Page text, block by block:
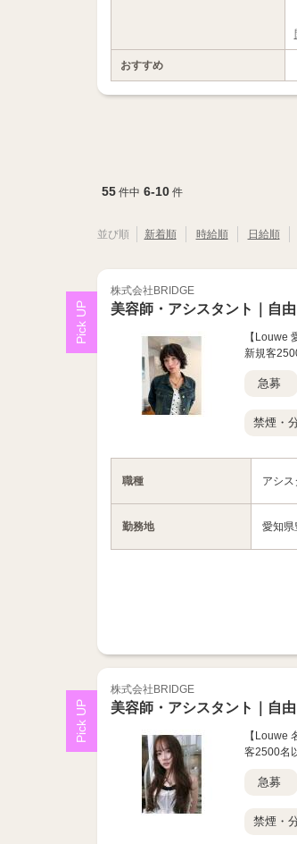
おすすめ
55件中 6-10件
並び順 新着順 時給順 日給順
株式会社BRIDGE
美容師・アシスタント｜自
【Louwe
新規客
急募
禁煙・
職種 アシス
勤務地 愛知県
株式会社BRIDGE
美容師・アシスタント｜自
【Louwe
客2500名
急募
禁煙・